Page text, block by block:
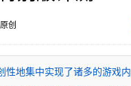
原创
性地集中实现了诸多的游戏